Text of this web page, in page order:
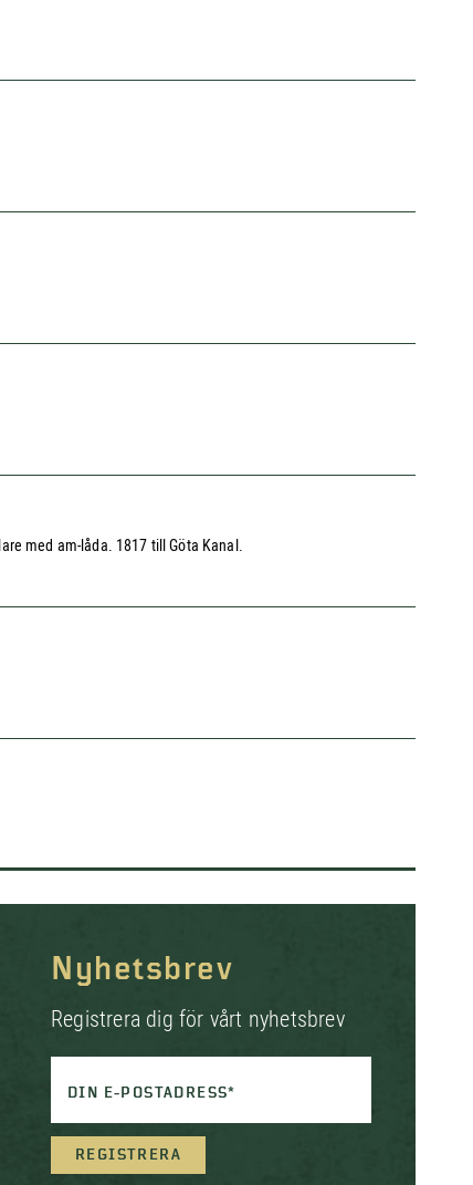
med am-låda. 1817 till Göta Kanal.
Nyhetsbrev
Registrera dig för vårt nyhetsbrev
DIN E-POSTADRESS*
REGISTRERA